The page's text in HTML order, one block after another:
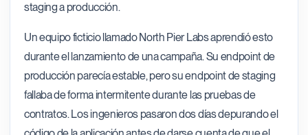
staging a producción.
Un equipo ficticio llamado North Pier Labs aprendió esto
durante el lanzamiento de una campaña. Su endpoint de
producción parecía estable, pero su endpoint de staging
fallaba de forma intermitente durante las pruebas de
contratos. Los ingenieros pasaron dos días depurando el